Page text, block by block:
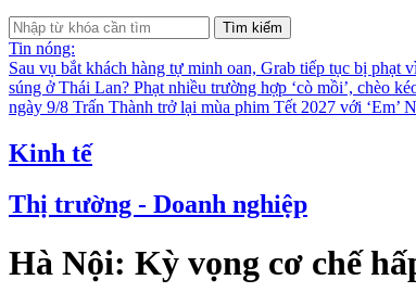
Tìm kiếm
Tin nóng:
Sau vụ bắt khách hàng tự minh oan, Grab tiếp tục bị
súng ở Thái Lan? Phạt nhiều trường hợp ‘cò mồi’, chèo
ngày 9/8 Trấn Thành trở lại mùa phim Tết 2027 với ‘Em’
Kinh tế
Thị trường - Doanh nghiệp
Hà Nội: Kỳ vọng cơ chế